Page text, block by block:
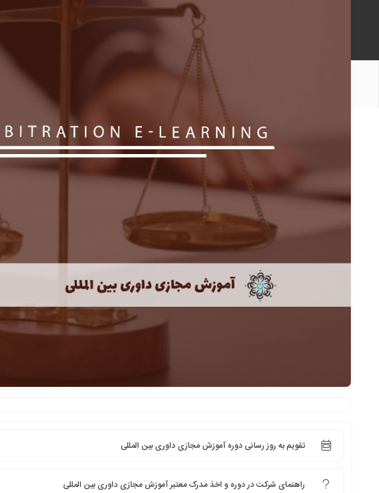
تقویم به روز رسانی دوره آموزش مجازی داوری بین المللی
راهنمای شرکت در دوره و اخذ مدرک معتبر آموزش مجازی داوری بین المللی